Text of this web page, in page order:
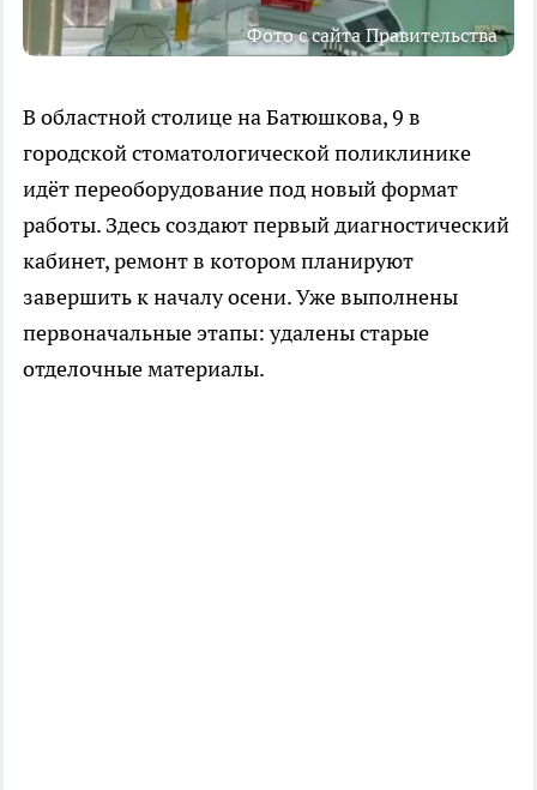
Фото с сайта Правительства
В областной столице на Батюшкова, 9 в
городской стоматологической поликлинике
идёт переоборудование под новый формат
работы. Здесь создают первый диагностический
кабинет, ремонт в котором планируют
завершить к началу осени. Уже выполнены
первоначальные этапы: удалены старые
отделочные материалы.